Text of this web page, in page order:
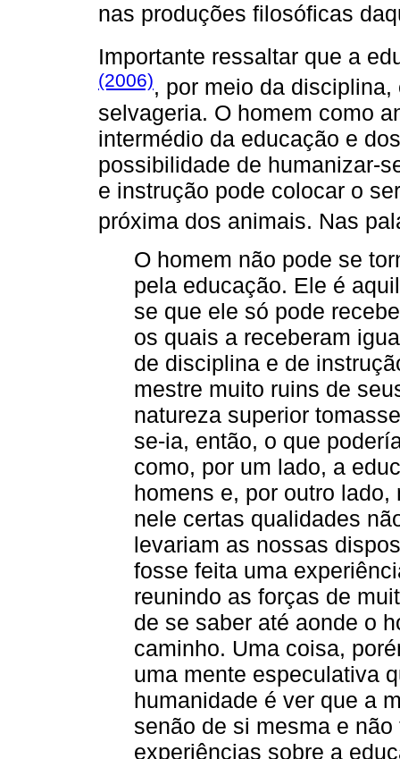
nas produções filosóficas
Importante ressaltar que a
(2006), por meio da
selvageria. O homem como
intermédio da educação e
possibilidade de humanizar-
e instrução pode colocar o
próxima dos animais. Nas
O homem não pode se
pela educação. Ele é
se que ele só pode
os quais a receberam
de disciplina e de
mestre muito ruins de
natureza superior
se-ia, então, o que
como, por um lado, a
homens e, por outro
nele certas qualidades
levariam as nossas
fosse feita uma
reunindo as forças de
de se saber até aonde o
caminho. Uma coisa,
uma mente especulativa
humanidade é ver que a
senão de si mesma e
experiências sobre a